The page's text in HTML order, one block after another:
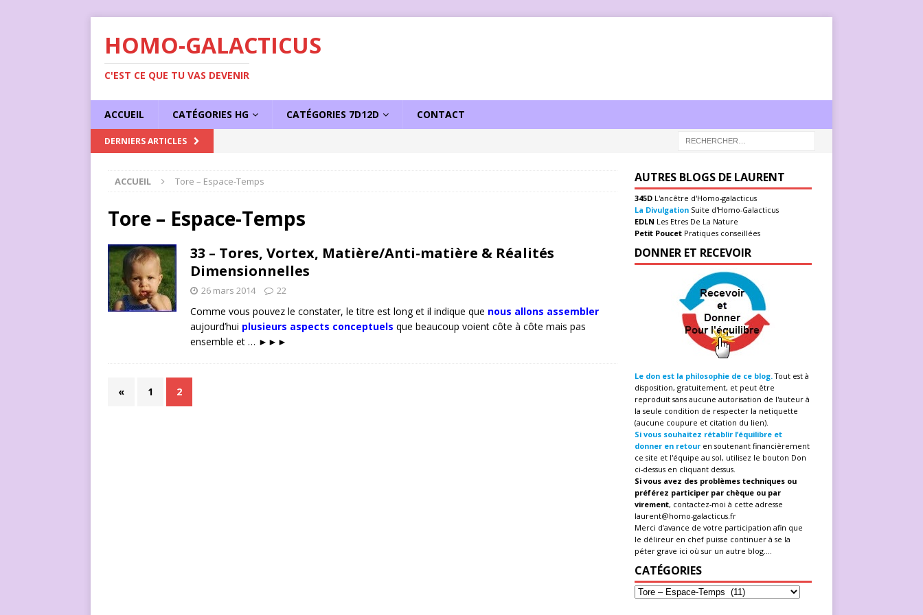
HOMO-GALACTICUS
C'EST CE QUE TU VAS DEVENIR
ACCUEIL CATÉGORIES HG CATÉGORIES 7D12D CONTACT
DERNIERS ARTICLES
ACCUEIL Tore – Espace-Temps
Tore – Espace-Temps
33 – Tores, Vortex, Matière/Anti-matière & Réalités
Dimensionnelles
26 mars 2014 22
Comme vous pouvez le constater, le titre est long et il indique que nous allons assembler
aujourd’hui plusieurs aspects conceptuels que beaucoup voient côte à côte mais pas
ensemble et … ►►►
« 1 2
AUTRES BLOGS DE LAURENT
345D L'ancêtre d'Homo-galacticus
La Divulgation Suite d'Homo-Galacticus
EDLN Les Etres De La Nature
Petit Poucet Pratiques conseillées
DONNER ET RECEVOIR
Le don est la philosophie de ce blog.Tout est à
disposition, gratuitement, et peut être
reproduit sans aucune autorisation de l'auteur à
la seule condition de respecter la netiquette
(aucune coupure et citation du lien).
Si vous souhaitez rétablir l’équilibre et
donner en retour en soutenant financièrement
ce site et l'équipe au sol, utilisez le bouton Don
ci-dessus en cliquant dessus.
Si vous avez des problèmes techniques ou
préférez participer par chèque ou par
virement, contactez-moi à cette adresse
laurent@homo-galacticus.fr
Merci d’avance de votre participation afin que
le délireur en chef puisse continuer à se la
péter grave ici où sur un autre blog....
CATÉGORIES